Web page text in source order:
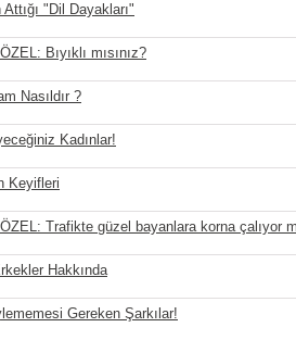
"Dil Dayakları"
Bıyıklı mısınız?
Nasıldır ?
Kadınlar!
Keyifleri
Trafikte güzel bayanlara korna çalıyor
Hakkında
Gereken Şarkılar!